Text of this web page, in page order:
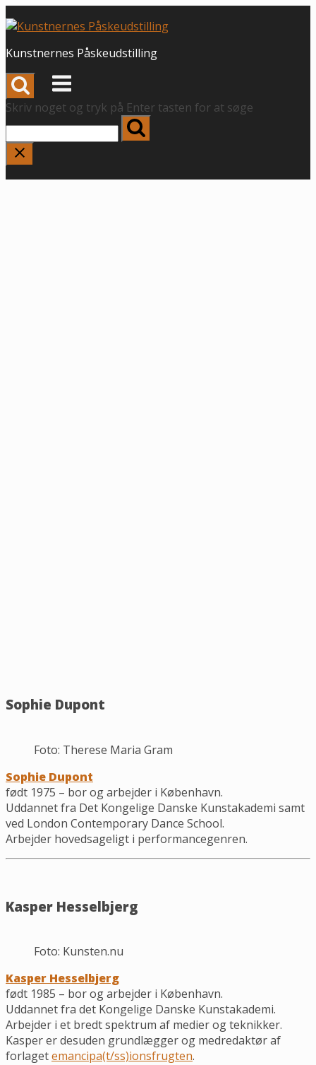
til
Kunstnernes Påskeudstilling
Menu
Skriv noget og tryk på Enter tasten for at søge
Sophie Dupont
Foto: Therese Maria Gram
Sophie Dupont
født 1975 – bor og arbejder i København.
Uddannet fra Det Kongelige Danske Kunstakademi samt
ved London Contemporary Dance School.
Arbejder hovedsageligt i performancegenren.
Kasper Hesselbjerg
Foto: Kunsten.nu
Kasper Hesselbjerg
født 1985 – bor og arbejder i København.
Uddannet fra det Kongelige Danske Kunstakademi.
Arbejder i et bredt spektrum af medier og teknikker.
Kasper er desuden grundlægger og medredaktør af
forlagetemancipa(t/ss)ionsfrugten.